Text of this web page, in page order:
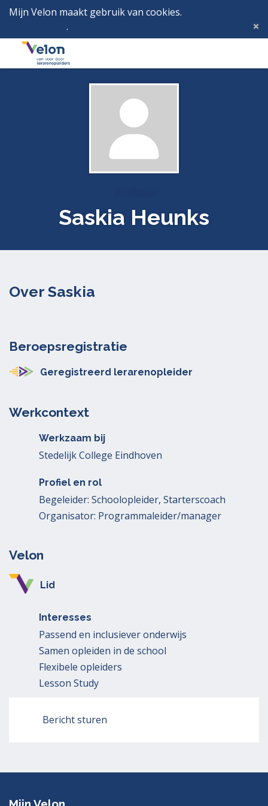
Mijn Velon maakt gebruik van cookies.
.
Menu
Saskia Heunks
Over Saskia
Beroepsregistratie
Geregistreerd lerarenopleider
Werkcontext
Werkzaam bij
Stedelijk College Eindhoven
Profiel en rol
Begeleider: Schoolopleider, Starterscoach
Organisator: Programmaleider/manager
Velon
Lid
Interesses
Passend en inclusiever onderwijs
Samen opleiden in de school
Flexibele opleiders
Lesson Study
Bericht sturen